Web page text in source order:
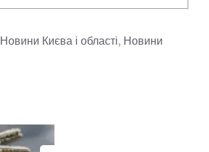
Новини Києва і області, Новини